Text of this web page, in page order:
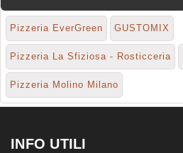
Pizzeria EverGreen GUSTOMIX
Pizzeria La Sfiziosa - Rosticceria
Pizzeria Molino Milano
INFO UTILI